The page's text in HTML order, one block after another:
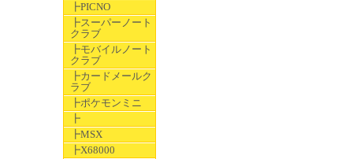
┣PICNO
┣スーパーノート
クラブ
┣モバイルノート
クラブ
┣カードメールク
ラブ
┣ポケモンミニ
┣
┣MSX
┣X68000